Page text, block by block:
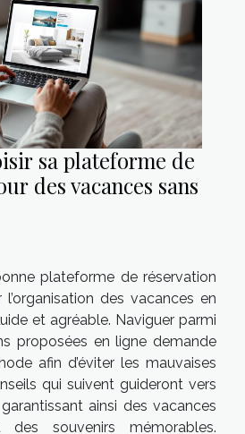
sa plateforme de
des vacances sans
plateforme de réservation
des vacances en
et agréable. Naviguer parmi
proposées en ligne demande
afin d’éviter les mauvaises
qui suivent guideront vers
ainsi des vacances
souvenirs mémorables.